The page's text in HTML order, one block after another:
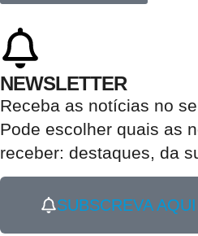
NEWSLETTER
Receba as notícias no
Pode escolher quais as
receber: destaques, da
SUBSCREVA AQUI